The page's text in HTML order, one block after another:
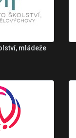
mládeže